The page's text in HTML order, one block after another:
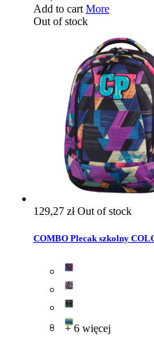
Add to cart More
Out of stock
129,27 złOut of stock
COMBO Plecak szkolny
+ 6 więcej